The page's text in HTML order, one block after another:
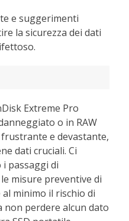
e suggerimenti
la sicurezza dei dati
Extreme Pro
o in RAW
e devastante,
dati cruciali. Ci
passaggi di
misure preventive di
minimo il rischio di
perdere alcun dato